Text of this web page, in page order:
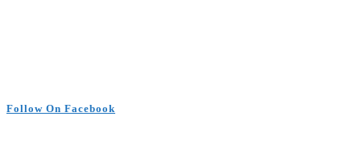
Follow On Facebook